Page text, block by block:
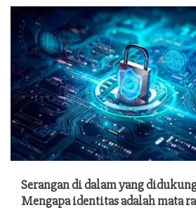
Serangan di dalam yang
Mengapa identitas adalah mata